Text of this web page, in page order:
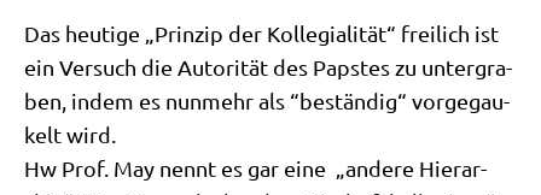
Das heu­ti­ge „Prin­zip der Kol­le­gia­li­tät“ frei­lich ist
ein Ver­such die Auto­ri­tät des Pap­stes zu unter­gra­
ben, indem es nun­mehr als “bestän­dig“ vor­ge­gau­
kelt wird.
Hw Prof. May nennt es gar eine „ande­re Hier­ar­